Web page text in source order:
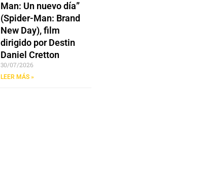
Man: Un nuevo día”
(Spider-Man: Brand
New Day), film
dirigido por Destin
Daniel Cretton
30/07/2026
LEER MÁS »